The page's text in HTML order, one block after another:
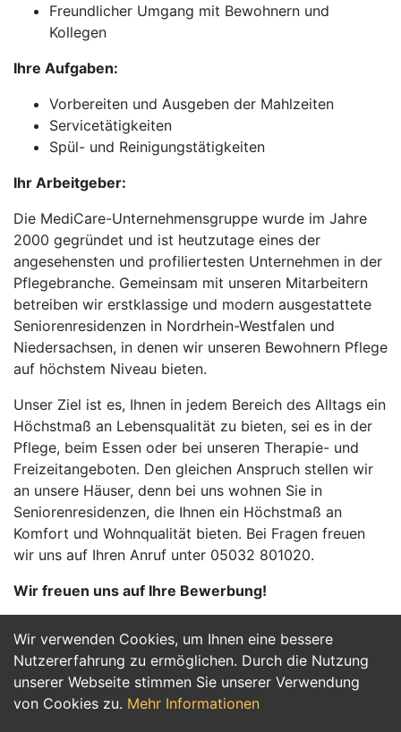
Wir verwenden Cookies, um Ihnen eine bessere
Nutzererfahrung zu ermöglichen. Durch die Nutzung
unserer Webseite stimmen Sie unserer Verwendung
von Cookies zu. Mehr Informationen
Freundlicher Umgang mit Bewohnern und
Kollegen
Ihre Aufgaben:
Vorbereiten und Ausgeben der Mahlzeiten
Servicetätigkeiten
Spül- und Reinigungstätigkeiten
Ihr Arbeitgeber:
Die MediCare-Unternehmensgruppe wurde im Jahre
2000 gegründet und ist heutzutage eines der
angesehensten und profiliertesten Unternehmen in der
Pflegebranche. Gemeinsam mit unseren Mitarbeitern
betreiben wir erstklassige und modern ausgestattete
Seniorenresidenzen in Nordrhein-Westfalen und
Niedersachsen, in denen wir unseren Bewohnern Pflege
auf höchstem Niveau bieten.
Unser Ziel ist es, Ihnen in jedem Bereich des Alltags ein
Höchstmaß an Lebensqualität zu bieten, sei es in der
Pflege, beim Essen oder bei unseren Therapie- und
Freizeitangeboten. Den gleichen Anspruch stellen wir
an unsere Häuser, denn bei uns wohnen Sie in
Seniorenresidenzen, die Ihnen ein Höchstmaß an
Komfort und Wohnqualität bieten. Bei Fragen freuen
wir uns auf Ihren Anruf unter 05032 801020.
Wir freuen uns auf Ihre Bewerbung!
Jetzt Bewerben